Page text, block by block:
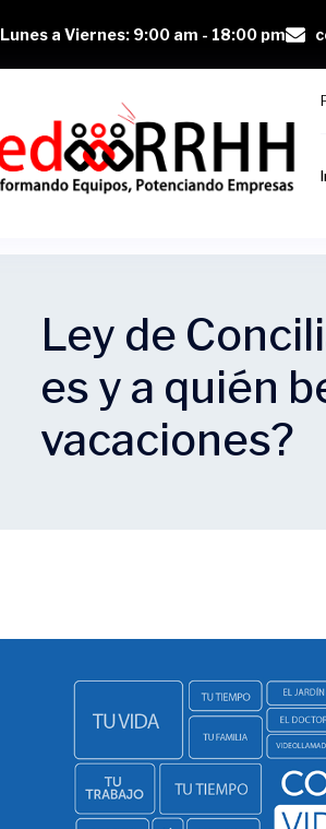
Lunes a Viernes: 9:00 am - 18:00 pm
Ley de
es y a quién
vacaciones?